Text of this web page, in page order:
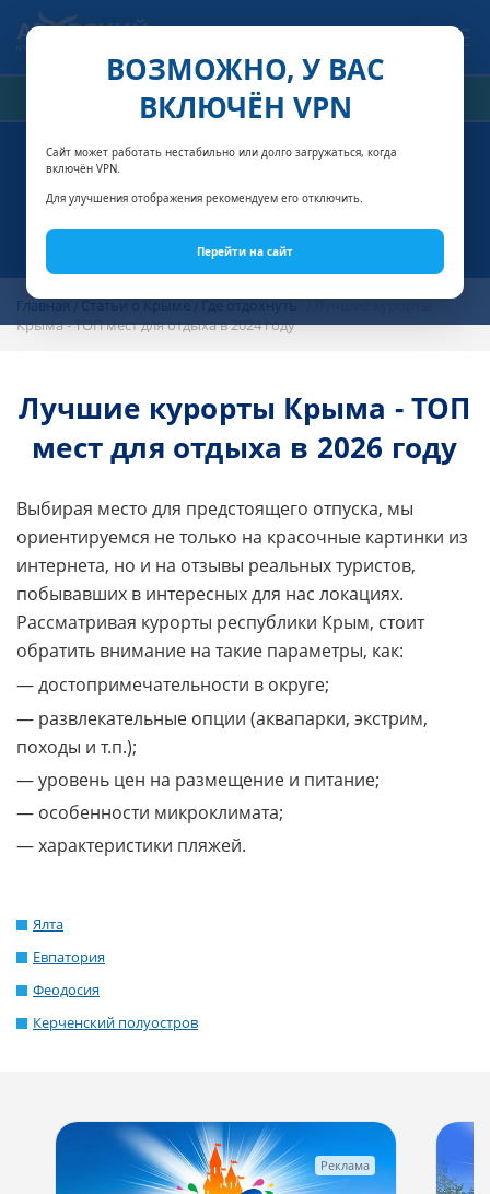
ВОЗМОЖНО, У ВАС
ВКЛЮЧЁН VPN
Сайт может работать нестабильно или долго загружаться, когда
включён VPN.
Для улучшения отображения рекомендуем его отключить.
Перейти на сайт
РАСЧЁТ СТОИМОСТИ
Главная Статьи о Крыме Где отдохнуть
Крыма - ТОП мест для отдыха в 2024 году
Лучшие курорты Крыма - ТОП
мест для отдыха в 2026 году
Выбирая место для предстоящего отпуска, мы
ориентируемся не только на красочные картинки из
интернета, но и на отзывы реальных туристов,
побывавших в интересных для нас локациях.
Рассматривая курорты республики Крым, стоит
обратить внимание на такие параметры, как:
— достопримечательности в округе;
— развлекательные опции (аквапарки, экстрим,
походы и т.п.);
— уровень цен на размещение и питание;
— особенности микроклимата;
— характеристики пляжей.
Ялта
Евпатория
Феодосия
Керченский полуостров
Реклама